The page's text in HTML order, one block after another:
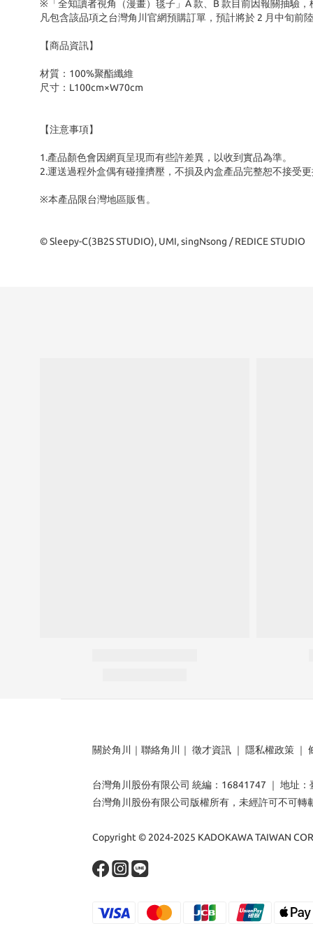
※「全知讀者視角（漫畫）毯子」A 款、B 款目前因報關抽驗
凡包含該品項之台灣角川官網預購訂單，預計將於 2 月中旬前
【商品資訊】
材質：100%聚酯纖維
尺寸：L100cm×W70cm
【注意事項】
1.產品顏色會因網頁呈現而有些許差異，以收到實品為準。
2.運送過程外盒偶有碰撞擠壓，不損及內盒產品完整恕不接受
※本產品限台灣地區販售。
© Sleepy-C(3B2S STUDIO), UMI, singNsong / REDICE STUDIO
關於角川 ｜ 聯絡角川 ｜ 徵才資訊 ｜ 隱私權政策 ｜
台灣角川股份有限公司 統編：16841747 ｜ 地址
台灣角川股份有限公司版權所有，未經許可不可轉
Copyright © 2024-2025 KADOKAWA TAIWAN